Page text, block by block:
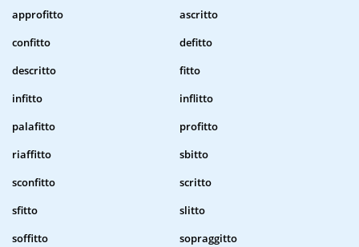
approfitto
ascritto
confitto
defitto
descritto
fitto
infitto
inflitto
palafitto
profitto
riaffitto
sbitto
sconfitto
scritto
sfitto
slitto
soffitto
sopraggitto